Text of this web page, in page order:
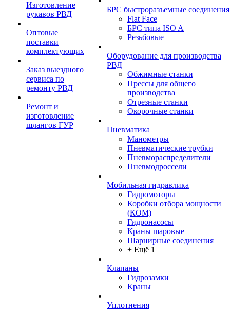
Изготовление
рукавов РВД
Оптовые
поставки
комплектующих
Заказ выездного
сервиса по
ремонту РВД
Ремонт и
изготовление
шлангов ГУР
БРС быстроразъемные соединения
Flat Face
БРС типа ISO A
Резьбовые
Оборудование для производства
РВД
Обжимные станки
Прессы для общего
производства
Отрезные станки
Окорочные станки
Пневматика
Манометры
Пневматические трубки
Пневмораспределители
Пневмодроссели
Мобильная гидравлика
Гидромоторы
Коробки отбора мощности
(КОМ)
Гидронасосы
Краны шаровые
Шарнирные соединения
+ Ещё 1
Клапаны
Гидрозамки
Краны
Уплотнения